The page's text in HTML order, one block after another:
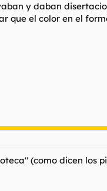
y daban
que el color en el
(como dicen los